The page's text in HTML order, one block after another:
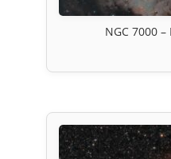
NGC 7000